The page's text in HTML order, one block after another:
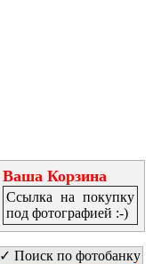
Ваша Корзина
Ссылка на покупку
под фотографией :-)
✓ Поиск по фотобанку